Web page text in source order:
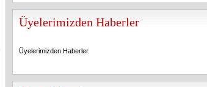
Üyelerimizden Haberler
Üyelerimizden Haberler
Üyelerimizden Haberler